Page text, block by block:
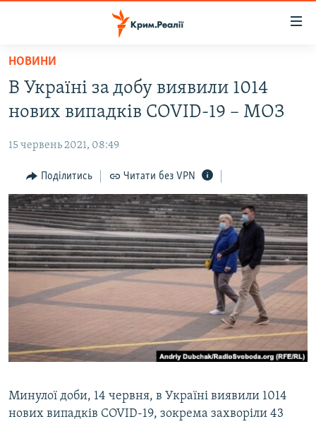
Перейти
основного
матеріалу
до
навігації
Перейти
до
пошуку
ВОДА.КРИМ
ПОЛІТИКА
БЛОГИ
ПОГЛЯД
ІНТЕРВ'Ю
ВСЕ ЗА ДЕНЬ
СПЕЦПРОЕКТИ
ДЕПОРТАЦІЯ
СВІДЧЕННЯ ОКУПАЦІЇ
ІНФОГРАФІКА
ЯК ОБІЙТИ БЛОКУВАННЯ
Русский
Qırımtatar
ДОЛУЧАЙСЯ!
НОВИНИ
В Україні за добу виявили 1014
нових випадків COVID-19 – МОЗ
15 червень 2021, 08:49
Поділитись Читати без VPN
Минулої доби, 14 червня, в Україні виявили 1014
нових випадків COVID-19, зокрема захворіли 43